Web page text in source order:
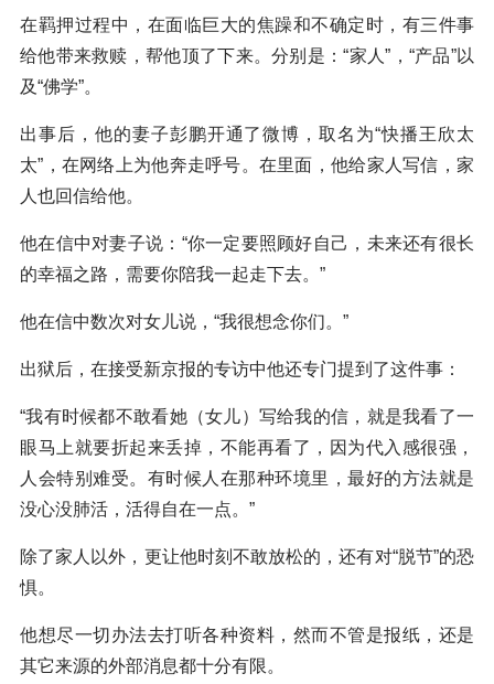
在羁押过程中，在面临巨大的焦躁和不确定时，有三件事
给他带来救赎，帮他顶了下来。分别是：“家人”，“产品”以
及“佛学”。
出事后，他的妻子彭鹏开通了微博，取名为“快播王欣太
太”，在网络上为他奔走呼号。在里面，他给家人写信，家
人也回信给他。
他在信中对妻子说：“你一定要照顾好自己，未来还有很长
的幸福之路，需要你陪我一起走下去。”
他在信中数次对女儿说，“我很想念你们。”
出狱后，在接受新京报的专访中他还专门提到了这件事：
“我有时候都不敢看她（女儿）写给我的信，就是我看了一
眼马上就要折起来丢掉，不能再看了，因为代入感很强，
人会特别难受。有时候人在那种环境里，最好的方法就是
没心没肺活，活得自在一点。”
除了家人以外，更让他时刻不敢放松的，还有对“脱节”的恐
惧。
他想尽一切办法去打听各种资料，然而不管是报纸，还是
其它来源的外部消息都十分有限。